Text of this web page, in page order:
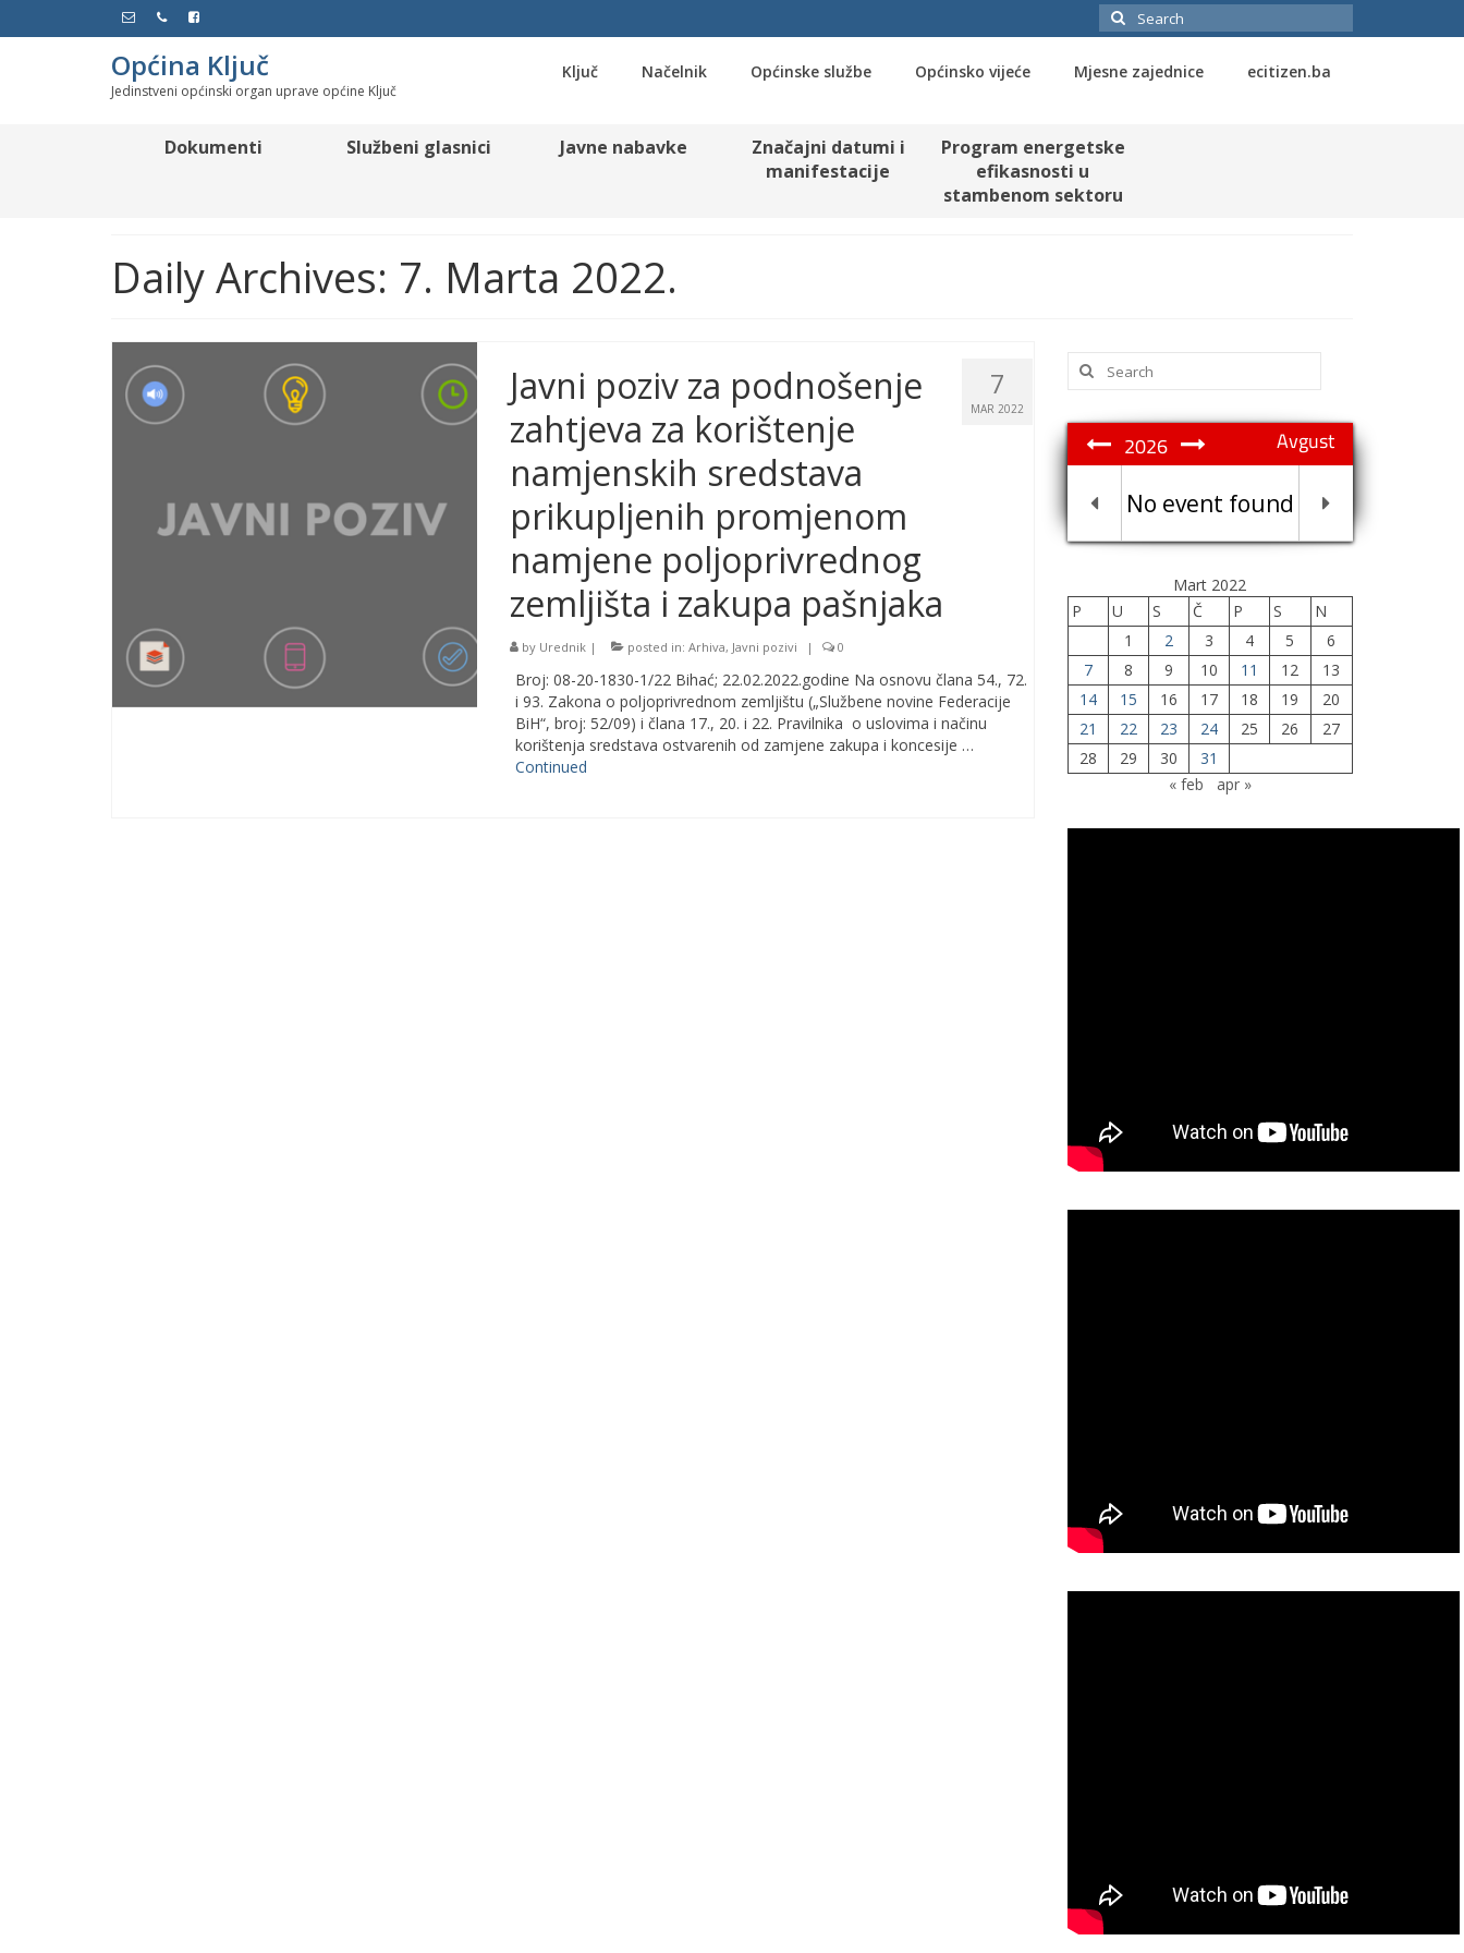
Search
for:
Općina Ključ
Jedinstveni općinski organ uprave općine Ključ
Ključ Načelnik Općinske službe Općinsko vijeće Mjesne zajednice ecitizen.ba
Dokumenti Službeni glasnici Javne nabavke
Značajni datumi i
manifestacije
Program energetske
efikasnosti u
stambenom sektoru
Daily Archives: 7. Marta 2022.
7
MAR 2022
Javni poziv za podnošenje
zahtjeva za korištenje
namjenskih sredstava
prikupljenih promjenom
namjene poljoprivrednog
zemljišta i zakupa pašnjaka
by Urednik| posted in: Arhiva, Javni pozivi | 0
Broj: 08-20-1830-1/22 Bihać; 22.02.2022.godine Na osnovu člana 54., 72.
i 93. Zakona o poljoprivrednom zemljištu („Službene novine Federacije
BiH“, broj: 52/09) i člana 17., 20. i 22. Pravilnika o uslovima i načinu
korištenja sredstava ostvarenih od zamjene zakupa i koncesije …
Continued
Search
for:
Avgust
2026
No event found
Mart 2022
P
U S Č P S
N
1
2 3 4 5
6
7
8 9 10 11 12
13
14
15 16 17 18 19
20
21
22 23 24 25 26
27
28
29 30
31
« feb
apr »